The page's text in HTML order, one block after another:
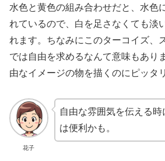
水色と黄色の組み合わせだと、水色
れているので、白を足さなくても淡
れます。ちなみにこのターコイズ、
では自由を求めるなんて意味もあり
由なイメージの物を描くのにピッタ
花子
自由な雰囲気を伝える
は便利かも。